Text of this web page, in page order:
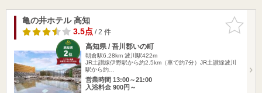
お気に入
りに追加
亀の井ホテル 高知
3.5点/ 2 件
高知県 / 吾川郡いの町
朝倉駅6.28km 波川駅422m
JR土讃線伊野駅から約2.5km（車で約7分）JR土讃線波川
駅から約…
営業時間 13:00～21:00
入浴料金 900円～